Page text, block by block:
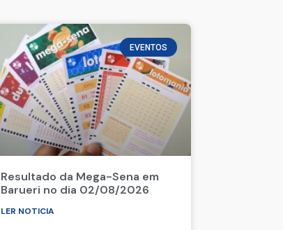
EVENTOS
Resultado da Mega-Sena em
Barueri no dia 02/08/2026
LER NOTICIA